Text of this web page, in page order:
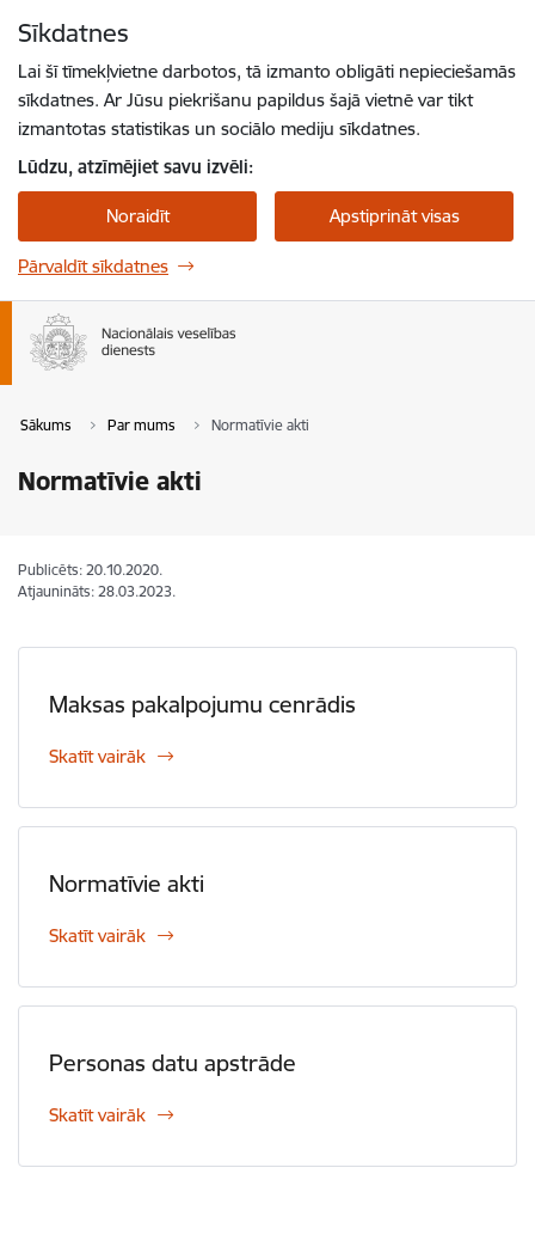
Sīkdatnes
Lai šī tīmekļvietne darbotos, tā izmanto obligāti nepieciešamās
sīkdatnes. Ar Jūsu piekrišanu papildus šajā vietnē var tikt
izmantotas statistikas un sociālo mediju sīkdatnes.
Lūdzu, atzīmējiet savu izvēli:
Noraidīt Apstiprināt visas
Pārvaldīt sīkdatnes
Sākums Par mums Normatīvie akti
Normatīvie akti
Publicēts: 20.10.2020.
Atjaunināts: 28.03.2023.
Maksas pakalpojumu cenrādis
Skatīt vairāk
Normatīvie akti
Skatīt vairāk
Personas datu apstrāde
Skatīt vairāk